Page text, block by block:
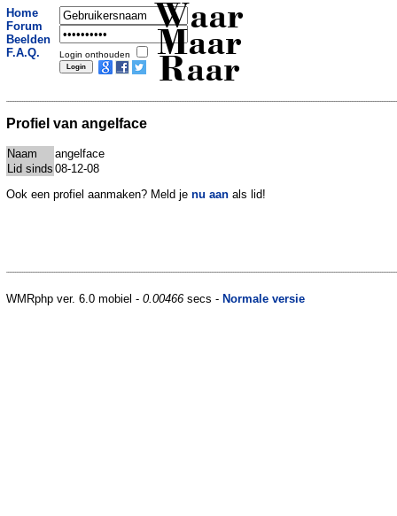
Home
Forum
Beelden
F.A.Q.
Login onthouden
Waar
Maar
Raar
Profiel van angelface
Naam
angelface
Lid sinds 08-12-08
Ook een profiel aanmaken? Meld je nu aan als lid!
WMRphp ver. 6.0 mobiel - 0.00466 secs - Normale versie